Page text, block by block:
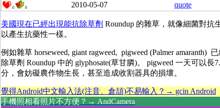
0 0 2010-05-07 quote
美國現在已經出現能抗除草劑 Roundup 的雜草，就像細菌對抗
以產生抗藥性一樣。
例如雜草 horseweed, giant ragweed, pigweed (Palmer amaranth)
除草劑 Roundup 中的 glyphosate(草甘膦)。 pigweed 一天可以長
分，會妨礙農作物生長，甚至造成收割器具的損壞。
覺得Android中文輸入法(注音、倉頡)不易輸入？→ gcin Android
手機照相看照片不方便？→ AndCamera